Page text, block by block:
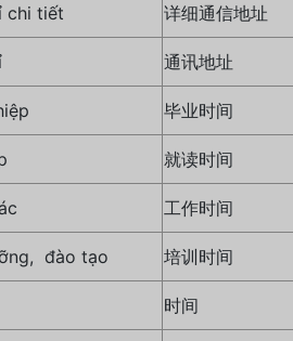
chi tiết 详细通信地址
通讯地址
毕业时间
就读时间
工作时间
đào tạo 培训时间
时间